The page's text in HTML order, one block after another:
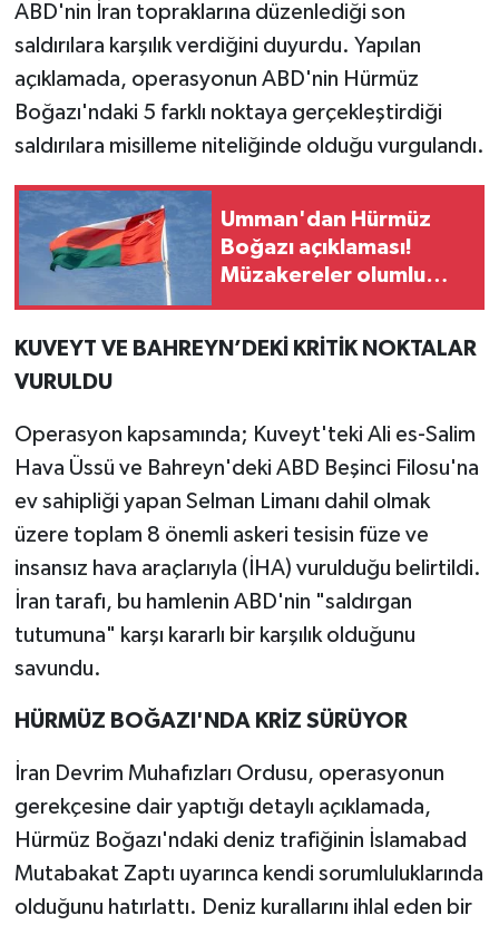
ABD'nin İran topraklarına düzenlediği son
saldırılara karşılık verdiğini duyurdu. Yapılan
açıklamada, operasyonun ABD'nin Hürmüz
Boğazı'ndaki 5 farklı noktaya gerçekleştirdiği
saldırılara misilleme niteliğinde olduğu vurgulandı.
Umman'dan Hürmüz
Boğazı açıklaması!
Müzakereler olumlu
KUVEYT VE BAHREYN’DEKİ KRİTİK NOKTALAR
VURULDU
Operasyon kapsamında; Kuveyt'teki Ali es-Salim
Hava Üssü ve Bahreyn'deki ABD Beşinci Filosu'na
ev sahipliği yapan Selman Limanı dahil olmak
üzere toplam 8 önemli askeri tesisin füze ve
insansız hava araçlarıyla (İHA) vurulduğu belirtildi.
İran tarafı, bu hamlenin ABD'nin "saldırgan
tutumuna" karşı kararlı bir karşılık olduğunu
savundu.
HÜRMÜZ BOĞAZI'NDA KRİZ SÜRÜYOR
İran Devrim Muhafızları Ordusu, operasyonun
gerekçesine dair yaptığı detaylı açıklamada,
Hürmüz Boğazı'ndaki deniz trafiğinin İslamabad
Mutabakat Zaptı uyarınca kendi sorumluluklarında
olduğunu hatırlattı. Deniz kurallarını ihlal eden bir